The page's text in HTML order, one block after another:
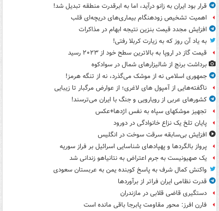
قرار بود ایران به زانو درآید، اما به ابرقدرت منطقه تبدیل شد!
اهمیت تشخیص زودهنگام بیماری‌های دریچه‌ای قلب
افزایش مجدد قیمت بنزین نتیجه ابهام در مذاکرات
به یاد آن روز که به زیارت کربلا رفتی!
قیمت گاز در اروپا به بالاترین سطح خود از ۲۰۲۳ رسید
برداشت برنج از شالیزارهای شمال در سوادکوه
جمهوری اسلامی نه از موشک می‌گذرد، نه از تنگه هرمز!
ناگفته‌هایی از آمپول های لاغری؛ از عوارض مرگبار تا زیبایی
کشورهای عربی از رویارویی و جنگ با ایران می‌ترسند!
تجهیز موشکهای سپاه به نفس اژدها+عکس
پایان تلخ یک نزاع خانوادگی در دورود
افزایش بی‌سابقه سرقت سوخت در انگلیس
پرواز بالگردها و پهپادهای شناسایی اسرائیل بر فراز سوریه
یک صهیونیست به جرم اعتراض به نتانیاهو زندانی شد
واکنش کمال شرف به پاسخ کوبنده یمن به عربستان سعودی
قدرت نظامی ایران فراتر از برآوردها
دستگیری قاضی قلابی در مازندران
فارن افرز: محور مقاومت پابرجا باقی مانده است